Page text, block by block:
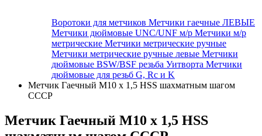
Воротоки для метчиков Метчики гаечные ЛЕВЫЕ
Метчики дюймовые UNC/UNF м/р Метчики м/р
метрические Метчики метрические ручные
Метчики метрические ручные левые Метчики
дюймовые BSW/BSF резьба Уитворта Метчики
дюймовые для резьб G, Rc и K
Метчик Гаечный М10 х 1,5 HSS шахматным шагом
СССР
Метчик Гаечный М10 х 1,5 HSS